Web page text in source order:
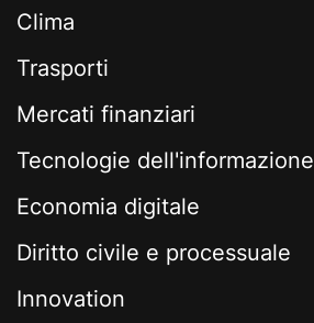
Clima
Trasporti
Mercati finanziari
Tecnologie dell'informazione
Economia digitale
Diritto civile e processuale
Innovation